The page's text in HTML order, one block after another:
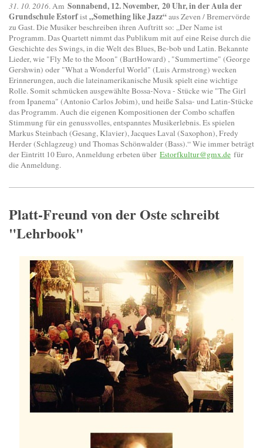
31. 10. 2016. Am Sonnabend, 12. November, 20 Uhr, in der Aula der
Grundschule Estorfist„Something like Jazz“aus Zeven / Bremervörde
zu Gast. Die Musiker beschreiben ihren Auftritt so: „Der Name ist
Programm. Das Quartett nimmt das Publikum mit auf eine Reise durch die
Geschichte des Swings, in die Welt des Blues, Be-bob und Latin. Bekannte
Lieder, wie "Fly Me to the Moon" (BartHoward) , "Summertime" (George
Gershwin) oder "What a Wonderful World" (Luis Armstrong) wecken
Erinnerungen, auch die lateinamerikanische Musik spielt eine wichtige
Rolle. Somit schmücken ausgewählte Bossa-Nova - Stücke wie "The Girl
from Ipanema" (Antonio Carlos Jobim), und heiße Salsa- und Latin-Stücke
das Programm. Auch die eigenen Kompositionen der Combo schaffen
Stimmung für ein genussvolles, entspanntes Musikerlebnis. Es spielen
Markus Steinbach (Gesang, Klavier), Jacques Laval (Saxophon), Fredy
Herder (Schlagzeug) und Thomas Schönwalder (Bass).“ Wie immer beträgt
der Eintritt 10 Euro, Anmeldung erbeten über Estorfkultur@gmx.de für
die Anmeldung.
Platt-Freund von der Oste schreibt
"Lehrbook"